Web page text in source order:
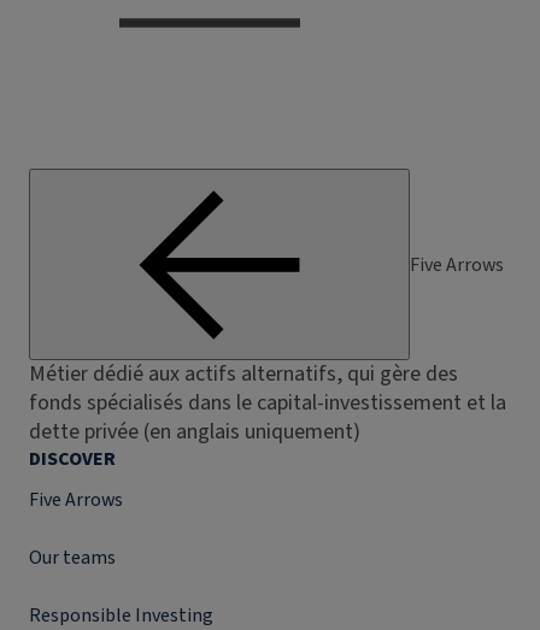
Five Arrows
Métier dédié aux actifs alternatifs, qui gère des
fonds spécialisés dans le capital-investissement et la
dette privée (en anglais uniquement)
DISCOVER
Five Arrows
Our teams
Responsible Investing